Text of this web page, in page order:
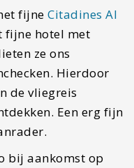
fijne Citadines Al
fijne hotel met
ze ons
Hierdoor
de vliegreis
Een erg fijn
bij aankomst op